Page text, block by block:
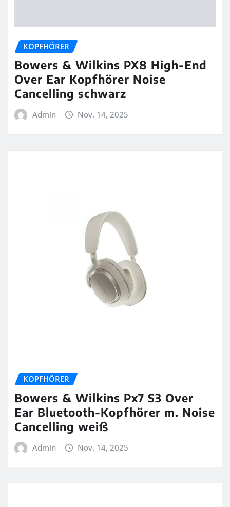
KOPFHÖRER
Bowers & Wilkins PX8 High-End
Over Ear Kopfhörer Noise
Cancelling schwarz
Admin Nov. 14, 2025
KOPFHÖRER
Bowers & Wilkins Px7 S3 Over
Ear Bluetooth-Kopfhörer m. Noise
Cancelling weiß
Admin Nov. 14, 2025